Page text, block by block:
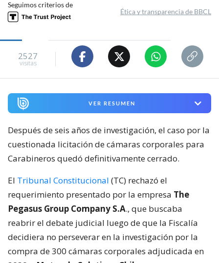
Seguimos criterios de
Ética y transparencia de BBCL
2527
visitas
VER RESUMEN
Después de seis años de investigación, el caso por la
cuestionada licitación de cámaras corporales para
Carabineros quedó definitivamente cerrado.
El Tribunal Constitucional (TC) rechazó el
requerimiento presentado por la empresa The
Pegasus Group Company S.A., que buscaba
reabrir el debate judicial luego de que la Fiscalía
decidiera no perseverar en la investigación por la
compra de 300 cámaras corporales adjudicada en